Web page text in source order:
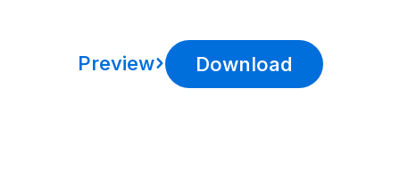
Download
Preview